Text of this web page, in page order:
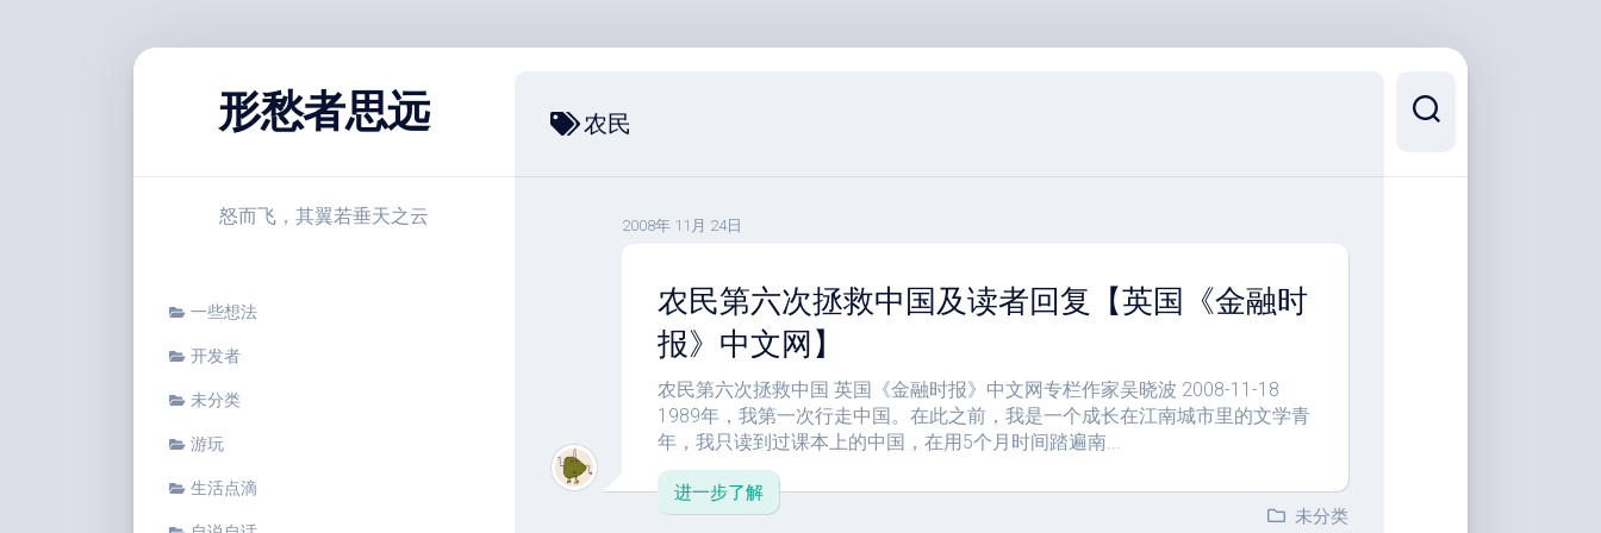
形愁者思远
怒而飞，其翼若垂天之云
一些想法
开发者
未分类
游玩
生活点滴
农民
2008年 11月 24日
农民第六次拯救中国及读者回复【英国《金融时
报》中文网】
农民第六次拯救中国 英国《金融时报》中文网专栏作家吴晓波 2008-11-18
1989年，我第一次行走中国。在此之前，我是一个成长在江南城市里的文学青
年，我只读到过课本上的中国，在用5个月时间踏遍南...
进一步了解
未分类